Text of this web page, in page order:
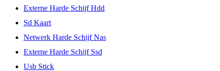
Externe Harde Schijf Hdd
Sd Kaart
Netwerk Harde Schijf Nas
Externe Harde Schijf Ssd
Usb Stick